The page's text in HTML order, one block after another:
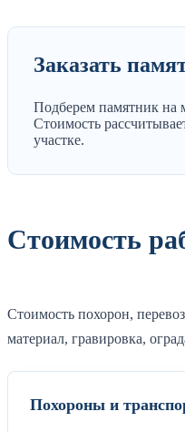
Заказать
Подберем памятник на
Стоимость
участке.
Стоимость
Стоимость похорон,
материал, гравировка,
Похороны и